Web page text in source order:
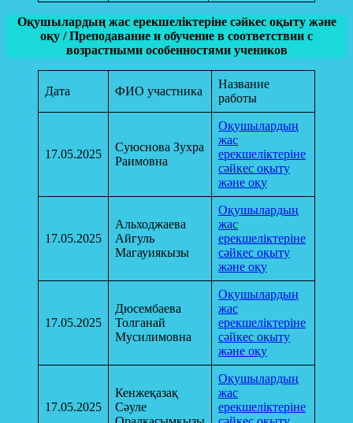
Оқушылардың жас ерекшеліктеріне сәйкес оқыту және
оқу / Преподавание и обучение в соответствии с
возрастными особенностями учеников
Дата ФИО участника
Название
работы
17.05.2025
Суюснова Зухра
Раимовна
Оқушылардың
жас
ерекшеліктеріне
сәйкес оқыту
және оқу
17.05.2025
Альходжаева
Айгуль
Магауиякызы
Оқушылардың
жас
ерекшеліктеріне
сәйкес оқыту
және оқу
17.05.2025
Дюсембаева
Толганай
Мусилимовна
Оқушылардың
жас
ерекшеліктеріне
сәйкес оқыту
және оқу
17.05.2025
Кенжеқазақ
Сәуле
Оқушылардың
жас
ерекшеліктеріне